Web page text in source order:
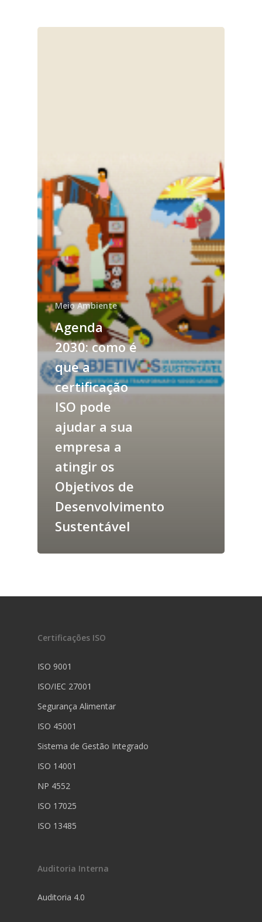
Meio Ambiente
Agenda
2030: como é
que a
certificação
ISO pode
ajudar a sua
empresa a
atingir os
Objetivos de
Desenvolvimento
Sustentável
Certificações ISO
ISO 9001
ISO/IEC 27001
Segurança Alimentar
ISO 45001
Sistema de Gestão Integrado
ISO 14001
NP 4552
ISO 17025
ISO 13485
Auditoria Interna
Auditoria 4.0